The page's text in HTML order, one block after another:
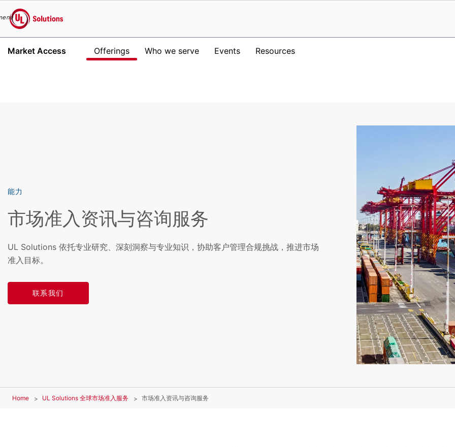
UL Solutions
Market Access Offerings Who we serve Events Resources
能力
市场准入资讯与咨询服务
UL Solutions 依托专业研究、深刻洞察与专业知识，协助客户管理合规挑战，推进市场
准入目标。
联系我们
Home UL Solutions 全球市场准入服务 市场准入资讯与咨询服务